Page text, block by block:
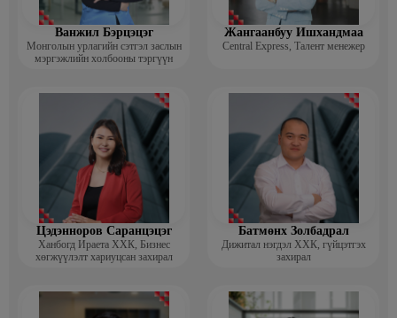
Ванжил Бэрцэцэг
Монголын урлагийн сэтгэл заслын
мэргэжлийн холбооны тэргүүн
Жангаанбуу Ишхандмаа
Central Express, Талент менежер
Цэдэнноров Саранцэцэг
Ханбогд Ираета ХХК, Бизнес
хөгжүүлэлт хариуцсан захирал
Батмөнх Золбадрал
Дижитал нэгдэл ХХК, гүйцэтгэх
захирал